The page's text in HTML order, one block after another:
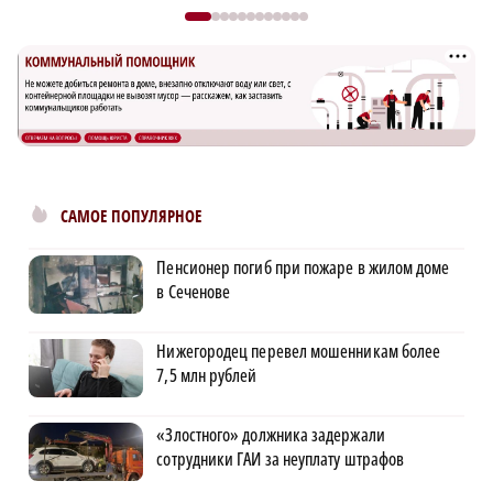
САМОЕ ПОПУЛЯРНОЕ
Пенсионер погиб при пожаре в жилом доме
в Сеченове
Нижегородец перевел мошенникам более
7,5 млн рублей
«Злостного» должника задержали
сотрудники ГАИ за неуплату штрафов